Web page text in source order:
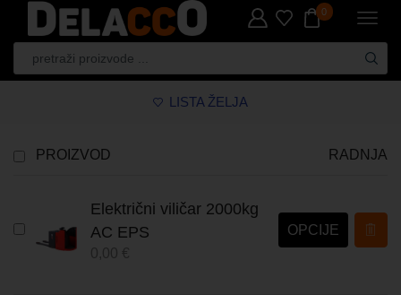
0
LISTA ŽELJA
PROIZVOD RADNJA
Električni viličar 2000kg
AC EPS
OPCIJE